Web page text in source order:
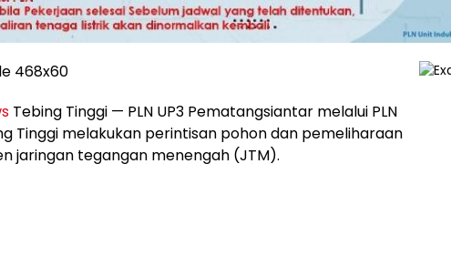
Tebing Tinggi — PLN UP3 Pematangsiantar melalui PLN
Tinggi melakukan perintisan pohon dan pemeliharaan
jaringan tegangan menengah (JTM).